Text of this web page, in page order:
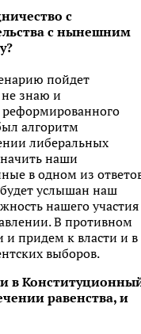
с
с нынешним
пойдет
знаю и
реформированного
алгоритм
либеральных
наши
в одном из
услышан наш
нашего участия
В противном
и придем к власти и в
выборов.
в
равенства, и